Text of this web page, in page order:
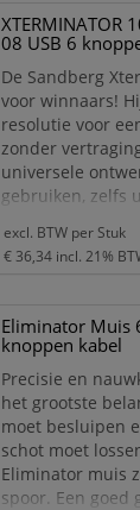
de muis lekker
gamingsessies.
lampjes kun je e
XTERMINATOR
08 USB 6
De Sandberg
voor winnaars!
resolutie voor
zonder
universele
gebruiken, zelfs
configureerbaar
software. Je
excl. BTW per Stuk
€ 36,34 incl. 21%
Eliminator Muis
knoppen kabel
Precisie en
het grootste
moet besluipen
schot moet
Eliminator muis
spoor. Een goed